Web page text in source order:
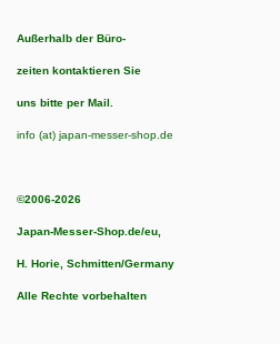
Außerhalb der Büro-
zeiten kontaktieren Sie
uns bitte per Mail.
info (at) japan-messer-shop.de
©2006-2026
Japan-Messer-Shop.de/eu,
H. Horie, Schmitten/Germany
Alle Rechte vorbehalten